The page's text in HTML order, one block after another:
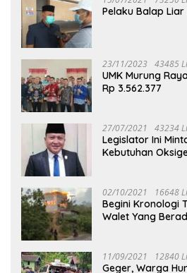
Pelaku Balap
23/11/2023 43485
UMK Murung
Rp 3.562.377
27/07/2021 43234
Legislator Ini
Kebutuhan
02/10/2021 16648
Begini Kronologi
Walet Yang
11/09/2021 12840
Geger, Warga